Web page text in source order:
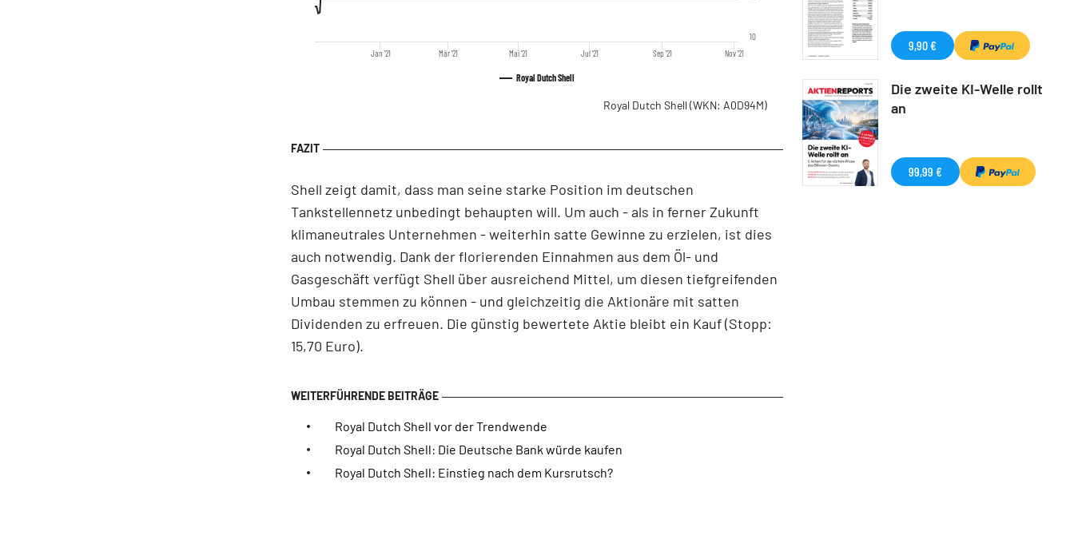
Royal Dutch Shell
Jan '21 Mär '21 Mai '21 Jul '21 Sep '21 Nov '21
10
Royal Dutch Shell(WKN: A0D94M)
Shell zeigt damit, dass man seine starke Position im deutschen
Tankstellennetz unbedingt behaupten will. Um auch - als in ferner Zukunft
klimaneutrales Unternehmen - weiterhin satte Gewinne zu erzielen, ist dies
auch notwendig. Dank der florierenden Einnahmen aus dem Öl- und
Gasgeschäft verfügt Shell über ausreichend Mittel, um diesen tiefgreifenden
Umbau stemmen zu können - und gleichzeitig die Aktionäre mit satten
Dividenden zu erfreuen. Die günstig bewertete Aktie bleibt ein Kauf (Stopp:
15,70 Euro).
Royal Dutch Shell vor der Trendwende
Royal Dutch Shell: Die Deutsche Bank würde kaufen
Royal Dutch Shell: Einstieg nach dem Kursrutsch?
9,90 €
Die zweite KI-Welle rollt
an
99,99 €